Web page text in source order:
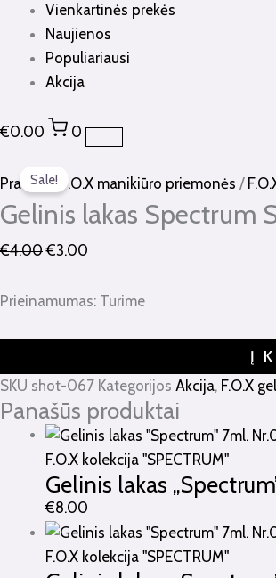
Vienkartinės prekės
Naujienos
Populiariausi
Akcija
€0.00 0
Sale!
Pradžia/ F.O.X manikiūro priemonės /
Gelinis lakas Spectrum
€4.00
price
was:
€4.00.
€3.00
price
€3.00.
Prieinamumas: Turime
kiekis:
Gelinis
lakas
Spectrum
5ml.
Į
SKU shot-067 Kategorijos Akcija, F.O.X
Panašūs produktai
F.O.X kolekcija "SPECTRUM"
Gelinis lakas
€8.00
F.O.X kolekcija "SPECTRUM"